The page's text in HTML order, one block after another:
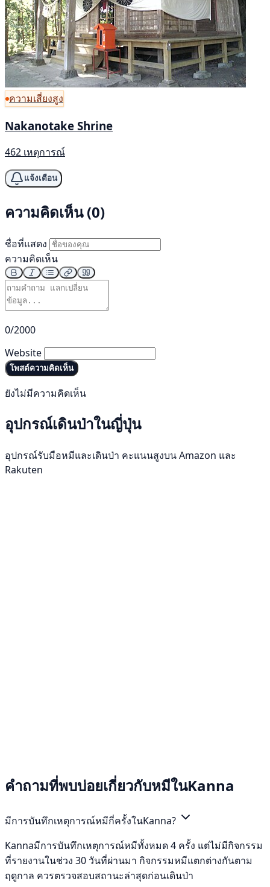
ความเสี่ยงสูง
Nakanotake Shrine
462 เหตุการณ์
แจ้งเตือน
ความคิดเห็น (0)
ชื่อที่แสดง
ความคิดเห็น
0/2000
Website
โพสต์ความคิดเห็น
ยังไม่มีความคิดเห็น
อุปกรณ์เดินป่าในญี่ปุ่น
อุปกรณ์รับมือหมีและเดินป่า คะแนนสูงบน Amazon และ
Rakuten
คำถามที่พบบ่อยเกี่ยวกับหมีในKanna
มีการบันทึกเหตุการณ์หมีกี่ครั้งในKanna?
Kannaมีการบันทึกเหตุการณ์หมีทั้งหมด 4 ครั้ง แต่ไม่มีกิจกรรม
ที่รายงานในช่วง 30 วันที่ผ่านมา กิจกรรมหมีแตกต่างกันตาม
ฤดูกาล ควรตรวจสอบสถานะล่าสุดก่อนเดินป่า